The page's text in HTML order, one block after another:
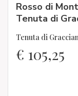
Rosso di
Tenuta di
Tenuta di
€ 105,25